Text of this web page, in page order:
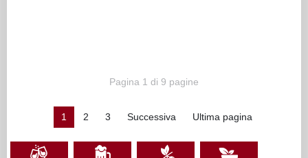
Pagina 1 di 9 pagine
1 2 3 Successiva Ultima pagina